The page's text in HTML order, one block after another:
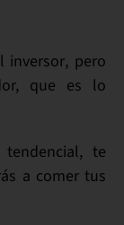
inversor, pero
que es lo
tendencial, te
a comer tus